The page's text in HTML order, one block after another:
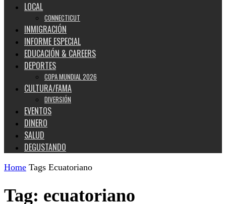
LOCAL
CONNECTICUT
INMIGRACIÓN
INFORME ESPECIAL
EDUCACIÓN & CAREERS
DEPORTES
COPA MUNDIAL 2026
CULTURA/FAMA
DIVERSIÓN
EVENTOS
DINERO
SALUD
DEGUSTANDO
Home Tags Ecuatoriano
Tag: ecuatoriano